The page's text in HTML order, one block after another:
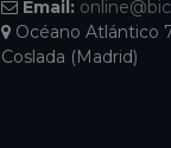
Email:
Océano Atlántico
Coslada (Madrid)